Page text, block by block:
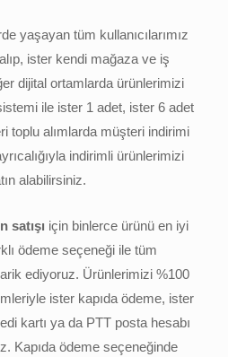
yaşayan tüm kullanıcılarımız
ister kendi mağaza ve iş
dijital ortamlarda ürünlerimizi
ile ister 1 adet, ister 6 adet
toplu alımlarda müşteri indirimi
indirimli ürünlerimizi
alabilirsiniz.
satışı için binlerce ürünü en iyi
ödeme seçeneği ile tüm
ediyoruz. Ürünlerimizi %100
ister kapıda ödeme, ister
kartı ya da PTT posta hesabı
Kapıda ödeme seçeneğinde